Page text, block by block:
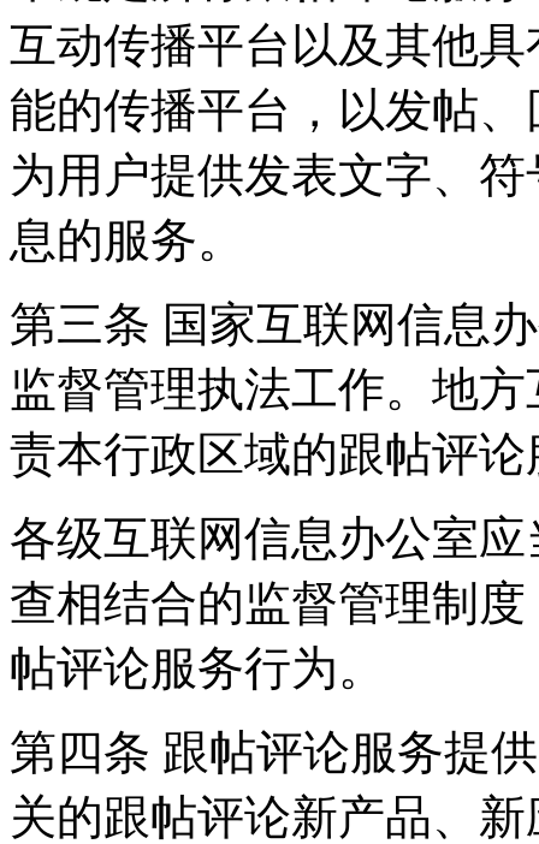
互动传播平台以及其他
能的传播平台，以发帖
为用户提供发表文字、
息的服务。
第三条 国家互联网信息
监督管理执法工作。地
责本行政区域的跟帖评
各级互联网信息办公室
查相结合的监督管理制
帖评论服务行为。
第四条 跟帖评论服务提
关的跟帖评论新产品、